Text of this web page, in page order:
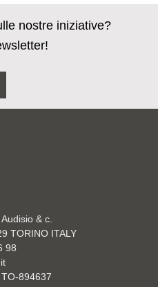
nostre iniziative?
& c.
TORINO ITALY
98
TO-894637